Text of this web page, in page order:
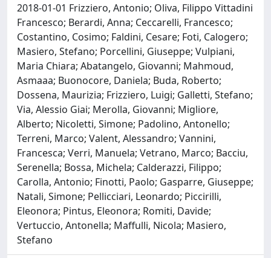
2018-01-01 Frizziero, Antonio; Oliva, Filippo Vittadini
Francesco; Berardi, Anna; Ceccarelli, Francesco;
Costantino, Cosimo; Faldini, Cesare; Foti, Calogero;
Masiero, Stefano; Porcellini, Giuseppe; Vulpiani,
Maria Chiara; Abatangelo, Giovanni; Mahmoud,
Asmaaa; Buonocore, Daniela; Buda, Roberto;
Dossena, Maurizia; Frizziero, Luigi; Galletti, Stefano;
Via, Alessio Giai; Merolla, Giovanni; Migliore,
Alberto; Nicoletti, Simone; Padolino, Antonello;
Terreni, Marco; Valent, Alessandro; Vannini,
Francesca; Verri, Manuela; Vetrano, Marco; Bacciu,
Serenella; Bossa, Michela; Calderazzi, Filippo;
Carolla, Antonio; Finotti, Paolo; Gasparre, Giuseppe;
Natali, Simone; Pellicciari, Leonardo; Piccirilli,
Eleonora; Pintus, Eleonora; Romiti, Davide;
Vertuccio, Antonella; Maffulli, Nicola; Masiero,
Stefano